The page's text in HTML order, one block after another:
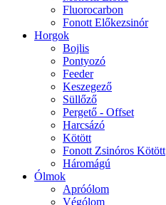
Fluorocarbon
Fonott Előkezsinór
Horgok
Bojlis
Pontyozó
Feeder
Keszegező
Süllőző
Pergető - Offset
Harcsázó
Kötött
Fonott Zsinóros Kötött
Háromágú
Ólmok
Apróólom
Végólom